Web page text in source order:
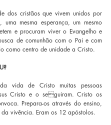
dos cristãos que vivem unidos por
uma mesma esperança, um mesmo
e procuram viver o Evangelho e
de comunhão com o Pai e com
como centro de unidade a Cristo.
vida de Cristo muitas pessoas
Cristo e o seguiram. Cristo os
Prepara-os através do ensino,
da vivência. Eram os 12 apóstolos.